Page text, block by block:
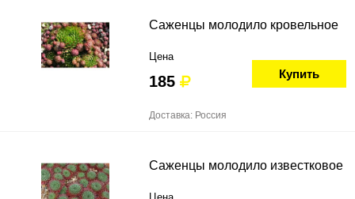
Саженцы молодило кровельное
Цена
185 Купить
Доставка: Россия
Саженцы молодило известковое